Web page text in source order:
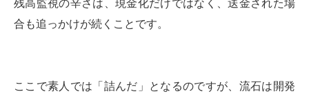
残高監視の辛さは、現金化だけではなく、送金された場
合も追っかけが続くことです。
ここで素人では「詰んだ」となるのですが、流石は開発